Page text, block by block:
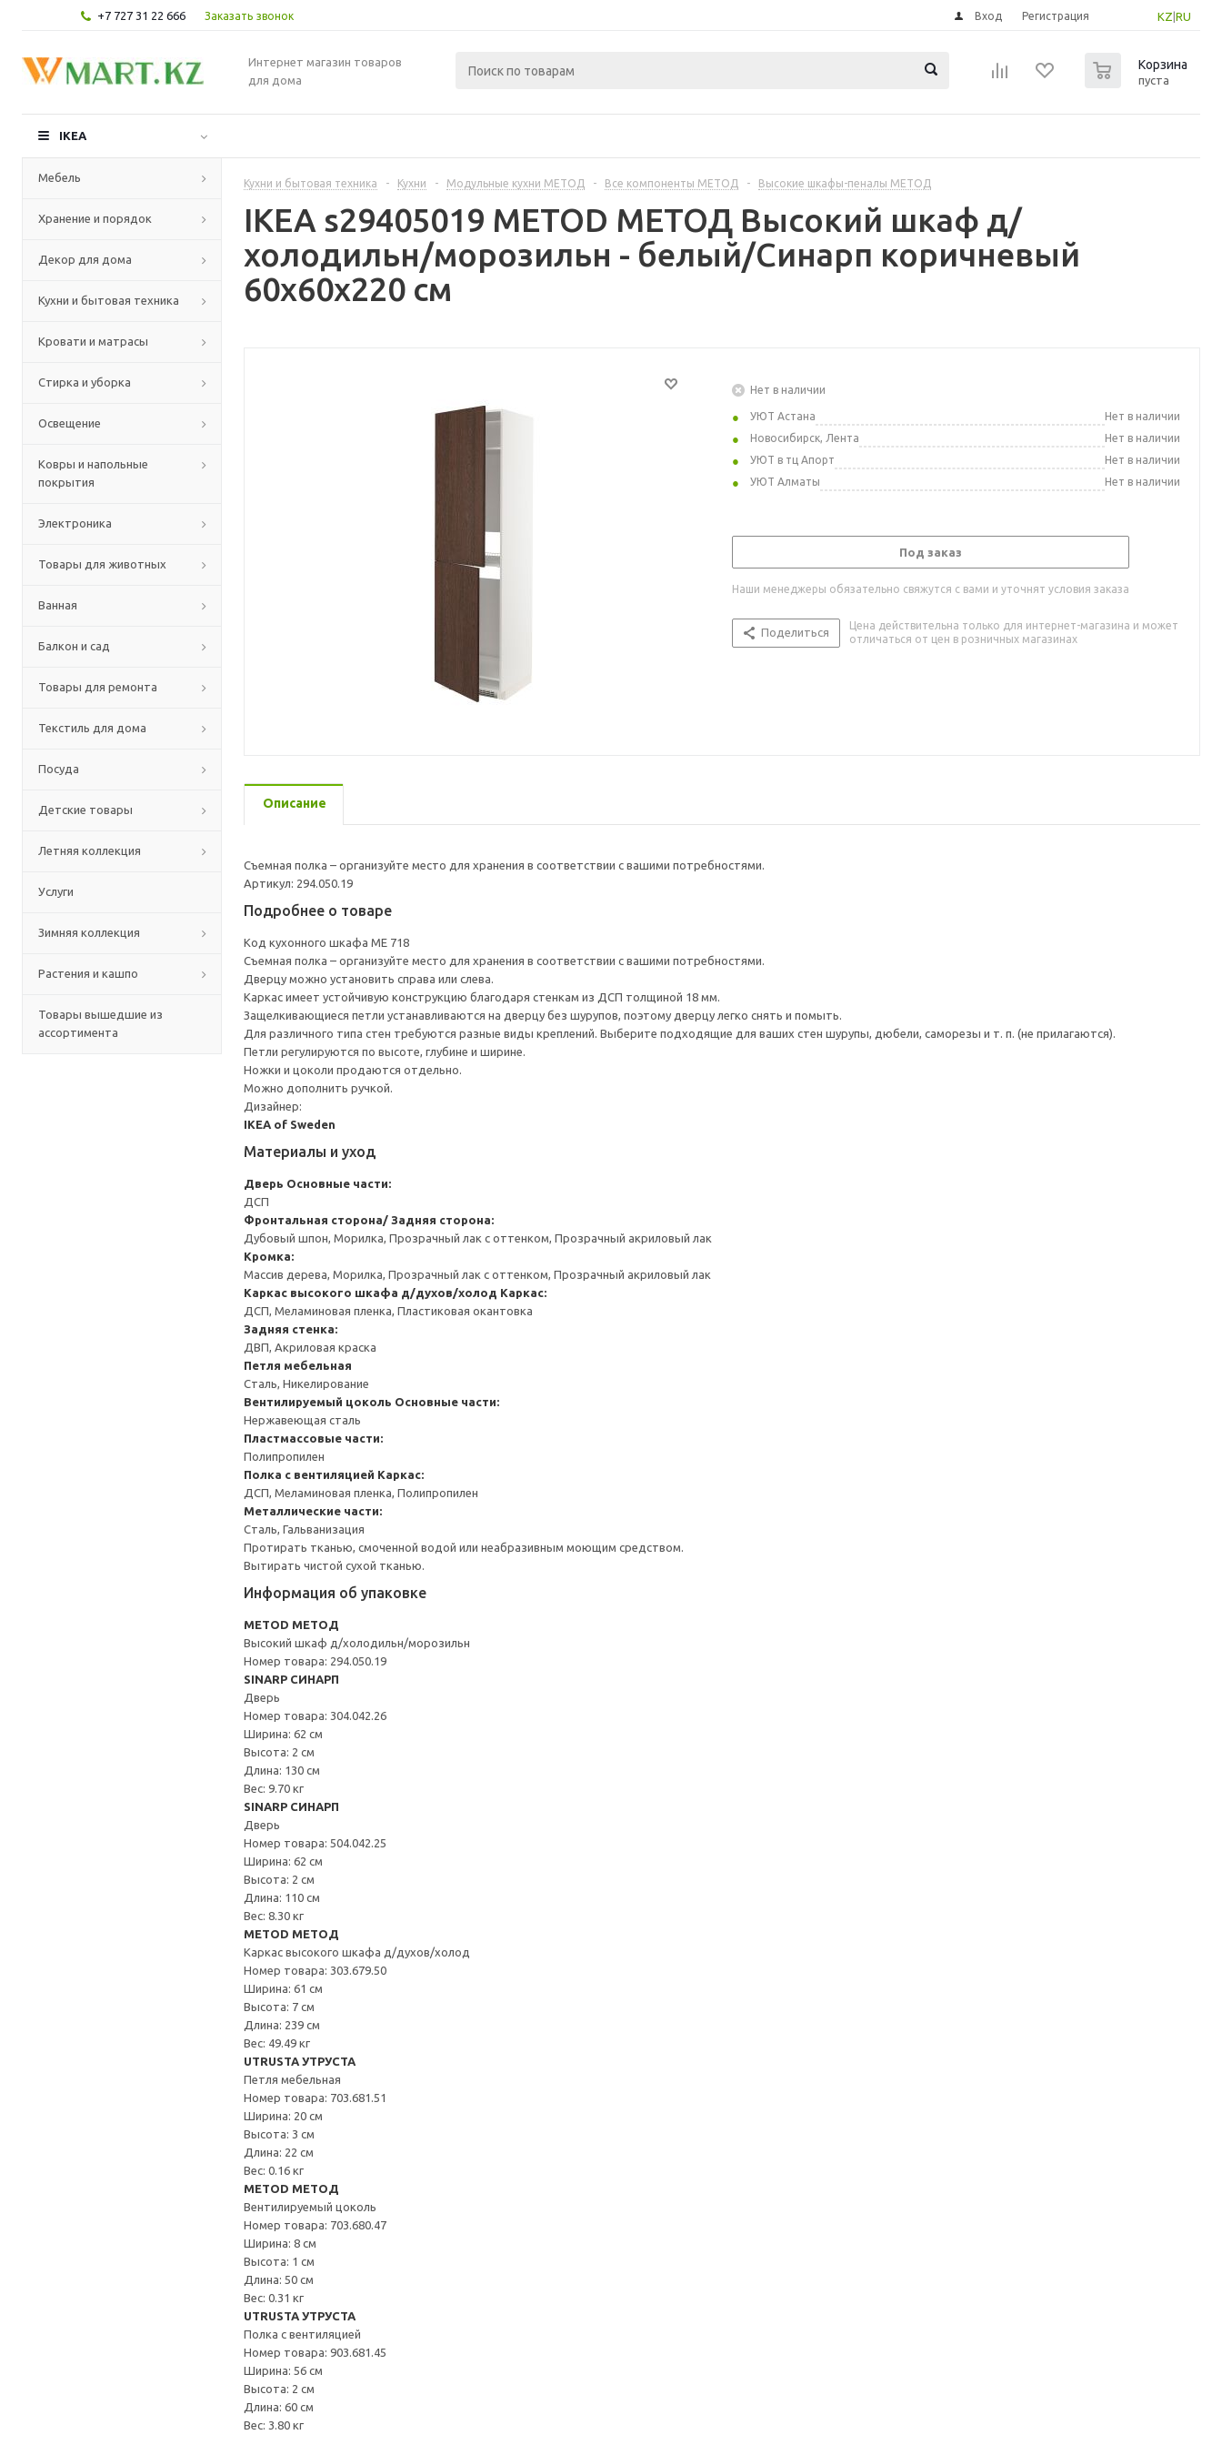
+7 727 31 22 666 Заказать звонок KZ RU
Вход Регистрация
Интернет магазин товаров
для дома
Корзина
пуста
IKEA
Мебель
Хранение и порядок
Декор для дома
Кухни и бытовая техника
Кровати и матрасы
Стирка и уборка
Освещение
Ковры и напольные
покрытия
Электроника
Товары для животных
Ванная
Балкон и сад
Товары для ремонта
Текстиль для дома
Посуда
Детские товары
Летняя коллекция
Услуги
Зимняя коллекция
Растения и кашпо
Товары вышедшие из
ассортимента
Кухни и бытовая техника - Кухни - Модульные кухни МЕТОД - Все компоненты МЕТОД - Высокие шкафы-пеналы МЕТОД
IKEA s29405019 METOD МЕТОД Высокий шкаф д/
холодильн/морозильн - белый/Синарп коричневый
60x60x220 см
Нет в наличии
УЮТ Астана
Нет в наличии
Новосибирск, Лента
Нет в наличии
УЮТ в тц Апорт
Нет в наличии
УЮТ Алматы
Нет в наличии
Под заказ
Наши менеджеры обязательно свяжутся с вами и уточнят условия заказа
Поделиться
Цена действительна только для интернет-магазина и может
отличаться от цен в розничных магазинах
Описание
Съемная полка – организуйте место для хранения в соответствии с вашими потребностями.
Артикул: 294.050.19
Подробнее о товаре
Код кухонного шкафа ME 718
Съемная полка – организуйте место для хранения в соответствии с вашими потребностями.
Дверцу можно установить справа или слева.
Каркас имеет устойчивую конструкцию благодаря стенкам из ДСП толщиной 18 мм.
Защелкивающиеся петли устанавливаются на дверцу без шурупов, поэтому дверцу легко снять и помыть.
Для различного типа стен требуются разные виды креплений. Выберите подходящие для ваших стен шурупы, дюбели, саморезы и т. п. (не прилагаются).
Петли регулируются по высоте, глубине и ширине.
Ножки и цоколи продаются отдельно.
Можно дополнить ручкой.
Дизайнер:
IKEA of Sweden
Материалы и уход
Дверь Основные части:
ДСП
Фронтальная сторона/ Задняя сторона:
Дубовый шпон, Морилка, Прозрачный лак с оттенком, Прозрачный акриловый лак
Кромка:
Массив дерева, Морилка, Прозрачный лак с оттенком, Прозрачный акриловый лак
Каркас высокого шкафа д/духов/холод Каркас:
ДСП, Меламиновая пленка, Пластиковая окантовка
Задняя стенка:
ДВП, Акриловая краска
Петля мебельная
Сталь, Никелирование
Вентилируемый цоколь Основные части:
Нержавеющая сталь
Пластмассовые части:
Полипропилен
Полка с вентиляцией Каркас:
ДСП, Меламиновая пленка, Полипропилен
Металлические части:
Сталь, Гальванизация
Протирать тканью, смоченной водой или неабразивным моющим средством.
Вытирать чистой сухой тканью.
Информация об упаковке
METOD МЕТОД
Высокий шкаф д/холодильн/морозильн
Номер товара: 294.050.19
SINARP СИНАРП
Дверь
Номер товара: 304.042.26
Ширина: 62 см
Высота: 2 см
Длина: 130 см
Вес: 9.70 кг
SINARP СИНАРП
Дверь
Номер товара: 504.042.25
Ширина: 62 см
Высота: 2 см
Длина: 110 см
Вес: 8.30 кг
METOD МЕТОД
Каркас высокого шкафа д/духов/холод
Номер товара: 303.679.50
Ширина: 61 см
Высота: 7 см
Длина: 239 см
Вес: 49.49 кг
UTRUSTA УТРУСТА
Петля мебельная
Номер товара: 703.681.51
Ширина: 20 см
Высота: 3 см
Длина: 22 см
Вес: 0.16 кг
METOD МЕТОД
Вентилируемый цоколь
Номер товара: 703.680.47
Ширина: 8 см
Высота: 1 см
Длина: 50 см
Вес: 0.31 кг
UTRUSTA УТРУСТА
Полка с вентиляцией
Номер товара: 903.681.45
Ширина: 56 см
Высота: 2 см
Длина: 60 см
Вес: 3.80 кг